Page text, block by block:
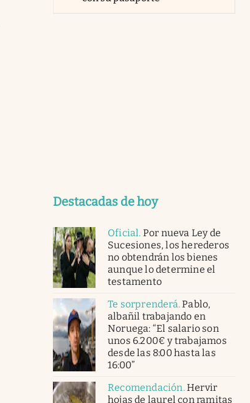
Destacadas de hoy
Oficial. Por nueva Ley de
Sucesiones, los herederos
no obtendrán los bienes
aunque lo determine el
testamento
Te sorprenderá.Pablo,
albañil trabajando en
Noruega: “El salario son
unos 6.200€ y trabajamos
desde las 8:00 hasta las
16:00”
Recomendación.Hervir
hojas de laurel con ramitas